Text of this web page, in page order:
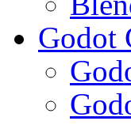
Godot